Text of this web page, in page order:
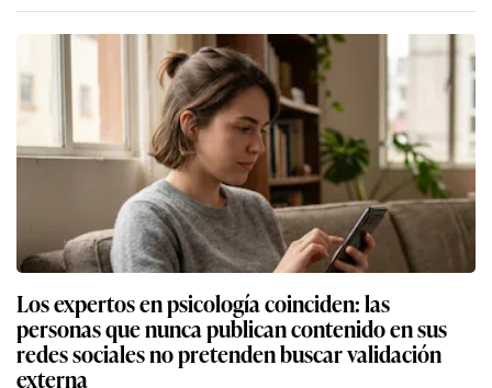
Los expertos en psicología coinciden: las
personas que nunca publican contenido en sus
redes sociales no pretenden buscar validación
externa